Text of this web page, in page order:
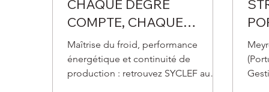
CHAQUE DEGRÉ
COMPTE, CHAQUE
ARRÊT COÛTE, CHAQUE
KWH COMPTE.
Maîtrise du froid, performance
énergétique et continuité de
production : retrouvez SYCLEF au